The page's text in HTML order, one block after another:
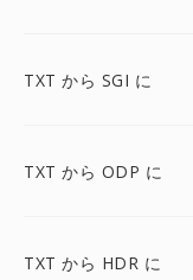
TXT から SGI に
TXT から ODP に
TXT から HDR に